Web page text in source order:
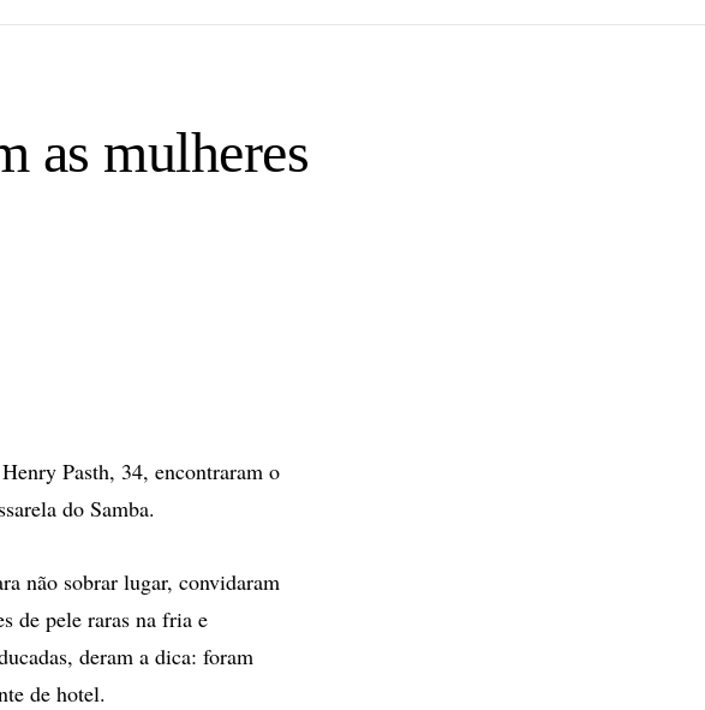
as mulheres
Pasth, 34, encontraram o
do Samba.
não sobrar lugar, convidaram
de pele raras na fria e
deram a dica: foram
de hotel.